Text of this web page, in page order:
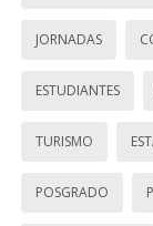
JORNADAS
ESTUDIANTES
TURISMO
POSGRADO